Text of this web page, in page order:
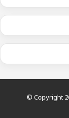
© Copyright